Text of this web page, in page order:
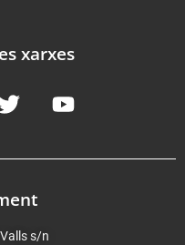
xarxes
s/n